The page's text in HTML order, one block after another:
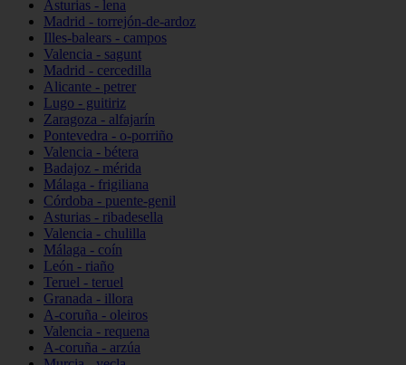
Asturias - lena
Madrid - torrejón-de-ardoz
Illes-balears - campos
Valencia - sagunt
Madrid - cercedilla
Alicante - petrer
Lugo - guitiriz
Zaragoza - alfajarín
Pontevedra - o-porriño
Valencia - bétera
Badajoz - mérida
Málaga - frigiliana
Córdoba - puente-genil
Asturias - ribadesella
Valencia - chulilla
Málaga - coín
León - riaño
Teruel - teruel
Granada - illora
A-coruña - oleiros
Valencia - requena
A-coruña - arzúa